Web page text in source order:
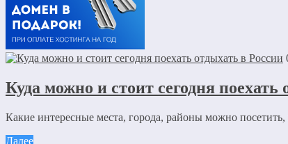
Куда можно и стоит сегодня поехать
Какие интересные места, города, районы можно
Далее